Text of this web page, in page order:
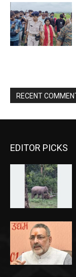
RECENT
EDITOR PICKS